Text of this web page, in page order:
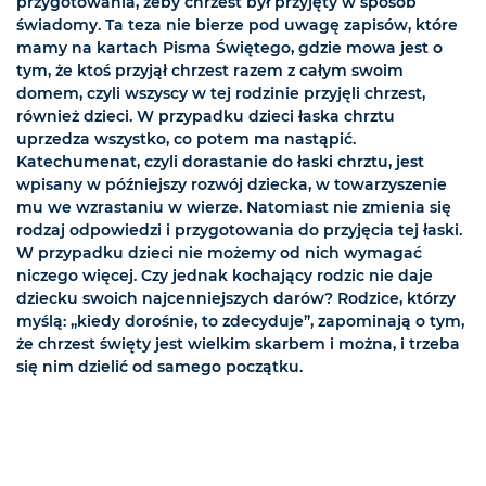
świadomy. Ta teza nie bierze pod uwagę zapisów, które
mamy na kartach Pisma Świętego, gdzie mowa jest o
tym, że ktoś przyjął chrzest razem z całym swoim
domem, czyli wszyscy w tej rodzinie przyjęli chrzest,
również dzieci. W przypadku dzieci łaska chrztu
uprzedza wszystko, co potem ma nastąpić.
Katechumenat, czyli dorastanie do łaski chrztu, jest
wpisany w późniejszy rozwój dziecka, w towarzyszenie
mu we wzrastaniu w wierze. Natomiast nie zmienia się
rodzaj odpowiedzi i przygotowania do przyjęcia tej łaski.
W przypadku dzieci nie możemy od nich wymagać
niczego więcej. Czy jednak kochający rodzic nie daje
dziecku swoich najcenniejszych darów? Rodzice, którzy
myślą: „kiedy dorośnie, to zdecyduje”, zapominają o tym,
że chrzest święty jest wielkim skarbem i można, i trzeba
się nim dzielić od samego początku.